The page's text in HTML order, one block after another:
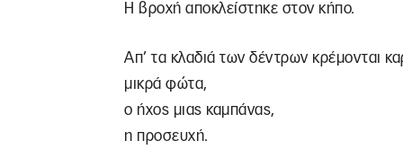
Η βροχή αποκλείστηκε στον κήπο.
Απ’ τα κλαδιά των δέντρων κρέμονται
μικρά φώτα,
ο ήχος μιας καμπάνας,
η προσευχή.